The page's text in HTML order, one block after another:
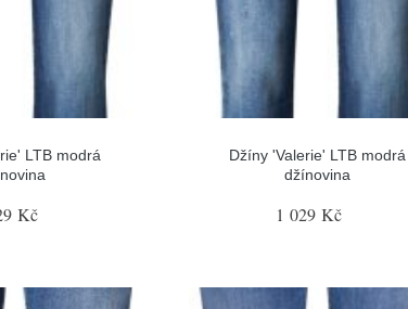
LTB modrá
Kč
Džíny 'Valerie' LTB modrá
džínovina
1 029 Kč